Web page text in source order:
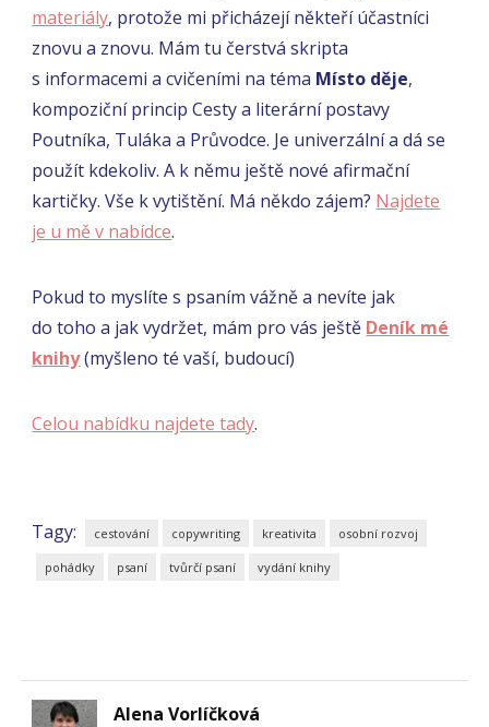
materiály, protože mi přicházejí někteří účastníci
znovu a znovu. Mám tu čerstvá skripta
s informacemi a cvičeními na téma Místo děje,
kompoziční princip Cesty a literární postavy
Poutníka, Tuláka a Průvodce. Je univerzální a dá se
použít kdekoliv. A k němu ještě nové afirmační
kartičky. Vše k vytištění. Má někdo zájem? Najdete
je u mě v nabídce.
Pokud to myslíte s psaním vážně a nevíte jak
do toho a jak vydržet, mám pro vás ještě Deník mé
knihy(myšleno té vaší, budoucí)
Celou nabídku najdete tady.
Tagy: cestování copywriting kreativita osobní rozvoj
pohádky psaní tvůrčí psaní vydání knihy
Alena Vorlíčková